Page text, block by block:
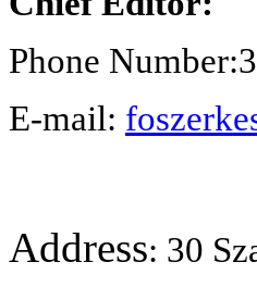
Phone
E-mail:
Address: 30